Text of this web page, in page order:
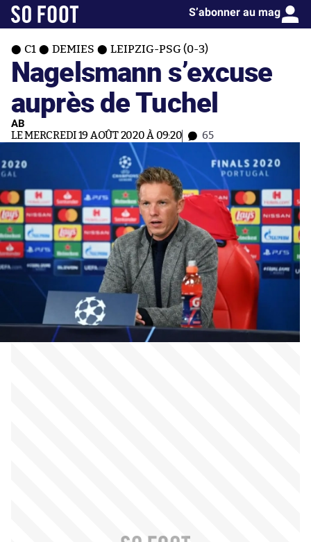
S’abonner au mag
C1 DEMIES LEIPZIG-PSG (0-3)
Nagelsmann s’excuse
auprès de Tuchel
AB
LE MERCREDI 19 AOÛT 2020 À 09:20 65